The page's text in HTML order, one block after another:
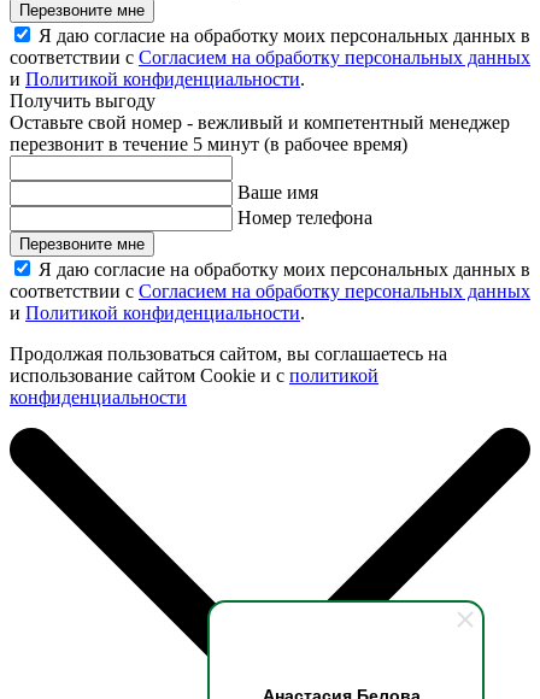
Анастасия Белова
Перезвоните мне
Я даю согласие на обработку моих персональных данных в
соответствии с Согласием на обработку персональных данных
и Политикой конфиденциальности.
Получить выгоду
Оставьте свой номер - вежливый и компетентный менеджер
перезвонит в течение 5 минут (в рабочее время)
Ваше имя
Номер телефона
Перезвоните мне
Я даю согласие на обработку моих персональных данных в
соответствии с Согласием на обработку персональных данных
и Политикой конфиденциальности.
Продолжая пользоваться сайтом, вы соглашаетесь на
использование сайтом Cookie и с политикой
конфиденциальности